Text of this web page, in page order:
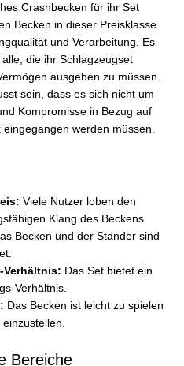
Crashbecken für ihr Set
Becken in dieser Preisklasse
und Verarbeitung. Es
die ihr Schlagzeugset
ausgeben zu müssen.
sein, dass es sich nicht um
Kompromisse in Bezug auf
werden müssen.
Viele Nutzer loben den
Klang des Beckens.
Becken und der Ständer sind
Verhältnis: Das Set bietet ein
Verhältnis.
Das Becken ist leicht zu spielen
Bereiche